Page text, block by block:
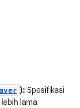
): Spesifikasi
lama